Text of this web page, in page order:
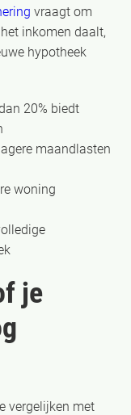
vraagt om
inkomen daalt,
hypotheek
20% biedt
maandlasten
woning
je
vergelijken met